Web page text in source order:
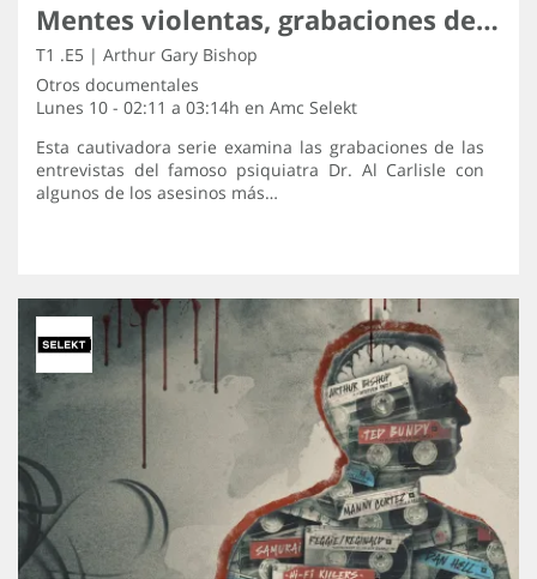
Mentes violentas, grabaciones de los asesinos
T1 .E5 | Arthur Gary Bishop
Otros documentales
Lunes 10 - 02:11 a 03:14h en Amc Selekt
Esta cautivadora serie examina las grabaciones de las
entrevistas del famoso psiquiatra Dr. Al Carlisle con
algunos de los asesinos más…